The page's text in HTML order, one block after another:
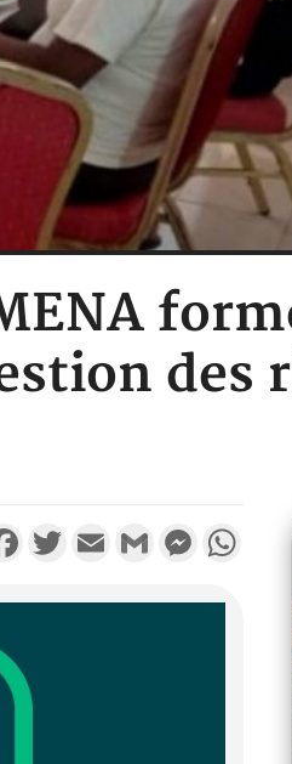
des
FacebookTwitterEmail Gmail Messenger
Côte d'Ivoire : Après le pari
réussi du 66e anniversaire,